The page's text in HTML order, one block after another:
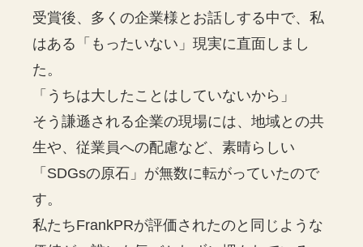
受賞後、多くの企業様とお話しする中で、私
はある「もったいない」現実に直面しまし
た。
「うちは大したことはしていないから」
そう謙遜される企業の現場には、地域との共
生や、従業員への配慮など、素晴らしい
「SDGsの原石」が無数に転がっていたので
す。
私たちFrankPRが評価されたのと同じような